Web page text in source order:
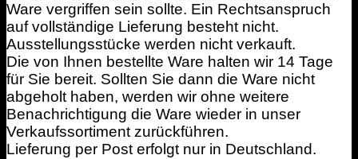
Ware vergriffen sein sollte. Ein Rechtsanspruch
auf vollständige Lieferung besteht nicht.
Ausstellungsstücke werden nicht verkauft.
Die von Ihnen bestellte Ware halten wir 14 Tage
für Sie bereit. Sollten Sie dann die Ware nicht
abgeholt haben, werden wir ohne weitere
Benachrichtigung die Ware wieder in unser
Verkaufssortiment zurückführen.
Lieferung per Post erfolgt nur in Deutschland.